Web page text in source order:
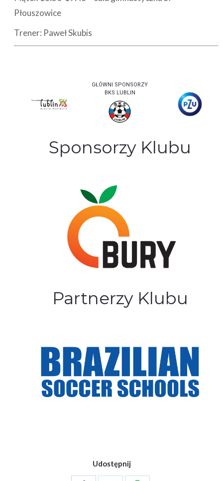
Płouszowice
Trener: Paweł Skubis
GŁÓWNI SPONSORZY
BKS LUBLIN
Sponsorzy Klubu
Partnerzy Klubu
Udostępnij